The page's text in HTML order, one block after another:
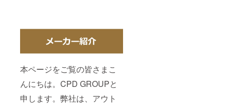
本ページをご覧の皆さまこ
んにちは。CPD GROUPと
申します。弊社は、アウト